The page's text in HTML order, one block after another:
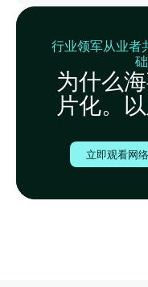
行业领军从业者
为什么
片化。
立即观看网